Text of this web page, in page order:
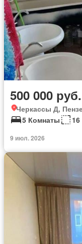
500 000 руб.
Черкассы Д,
5 Комнаты
9 июл. 2026